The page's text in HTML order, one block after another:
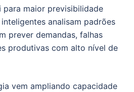
maior previsibilidade
analisam padrões
prever demandas, falhas
produtivas com alto nível de
vem ampliando capacidade